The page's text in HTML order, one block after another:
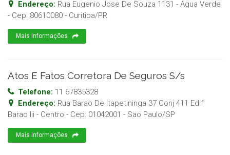
Endereço: Rua Eugenio Jose De Souza 1131 - Agua Verde
- Cep: 80610080 - Curitiba/PR
Mais Informações
Atos E Fatos Corretora De Seguros S/s
Telefone: 11 67835328
Endereço: Rua Barao De Itapetininga 37 Conj 411 Edif
Barao Iii - Centro - Cep: 01042001 - Sao Paulo/SP
Mais Informações